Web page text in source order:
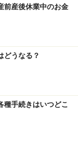
前産後休業中のお金
どうなる？
種手続きはいつどこ